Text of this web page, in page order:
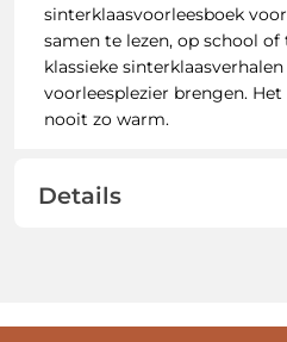
sinterklaasvoorleesboek
samen te lezen, op school of
klassieke
voorleesplezier brengen.
nooit zo warm.
Details